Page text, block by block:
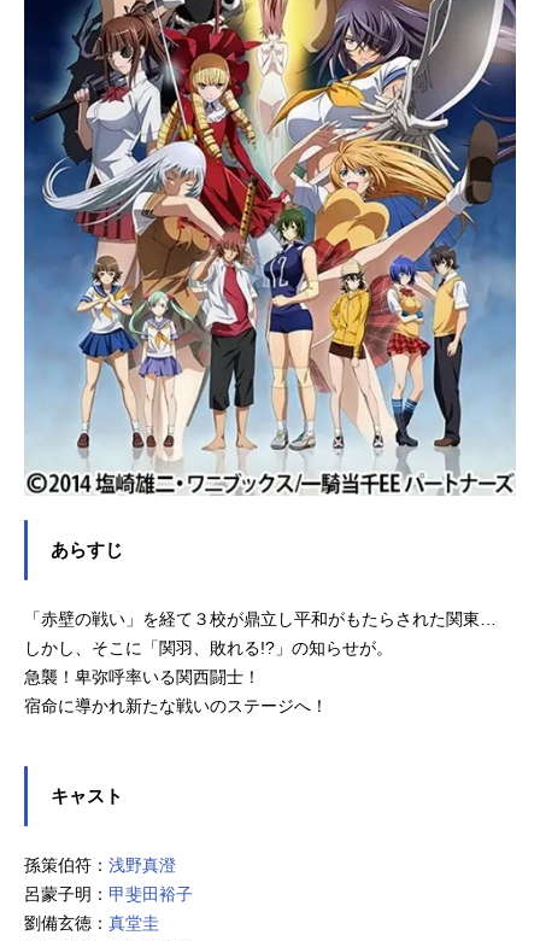
イバル校の劉備率いる成都学園、曹
操率いる許昌学院だった！期せずし
て、京都駅を舞台に始まってしまっ
た乱闘。そこに鍔を持った京都の闘
士までが加わり、混乱の集鍔旅行が
幕を開け、闘士たちの闘いは新たな
るステージへ！作品名一騎当千集鍔
闘士血風録放送形態OVAシリーズ一
騎当千スケジュール2012年2月22日
（水）話数1話キャスト孫策伯符：浅
野真澄呂蒙子明：甲斐田裕子周瑜公
瑾：日野聡劉備玄徳：真堂圭関羽雲
長：生天目仁美張飛益徳：茅原実里
諸葛亮孔明：門脇舞以趙雲子龍：浅
川...
あらすじ
「赤壁の戦い」を経て３校が鼎立し平和がもたらされた関東…
しかし、そこに「関羽、敗れる!?」の知らせが。
急襲！卑弥呼率いる関西闘士！
宿命に導かれ新たな戦いのステージへ！
キャスト
孫策伯符： 浅野真澄
呂蒙子明： 甲斐田裕子
劉備玄徳： 真堂圭